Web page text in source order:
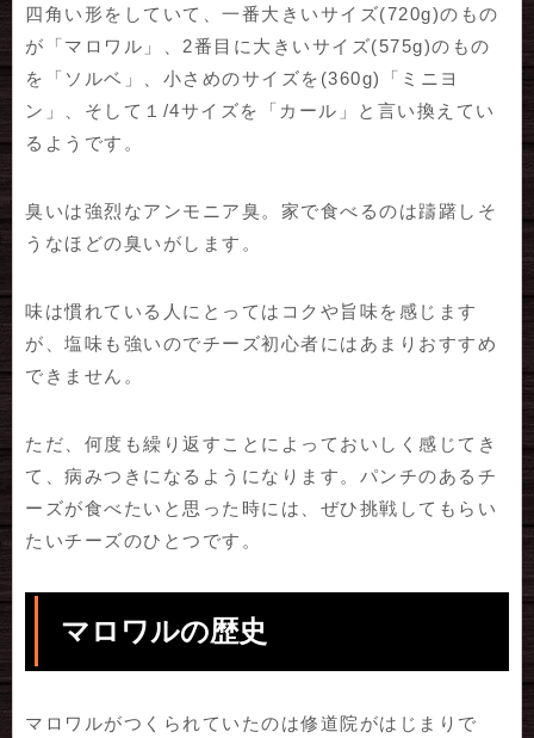
四角い形をしていて、一番大きいサイズ(720g)のもの
が「マロワル」、2番目に大きいサイズ(575g)のもの
を「ソルベ」、小さめのサイズを(360g)「ミニヨ
ン」、そして１/4サイズを「カール」と言い換えてい
るようです。
臭いは強烈なアンモニア臭。家で食べるのは躊躇しそ
うなほどの臭いがします。
味は慣れている人にとってはコクや旨味を感じます
が、塩味も強いのでチーズ初心者にはあまりおすすめ
できません。
ただ、何度も繰り返すことによっておいしく感じてき
て、病みつきになるようになります。パンチのあるチ
ーズが食べたいと思った時には、ぜひ挑戦してもらい
たいチーズのひとつです。
マロワルの歴史
マロワルがつくられていたのは修道院がはじまりで